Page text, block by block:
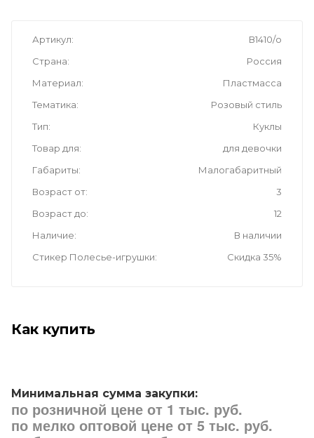
Артикул
В1410/о
Страна
Россия
Материал
Пластмасса
Тематика
Розовый стиль
Тип
Куклы
Товар для
для девочки
Габариты
Малогабаритный
Возраст от
3
Возраст до
12
Наличие
В наличии
Стикер Полесье-игрушки
Скидка 35%
Как купить
Минимальная сумма закупки:
по розничной цене от 1 тыс. руб.
по мелко оптовой цене от 5 тыс. руб.